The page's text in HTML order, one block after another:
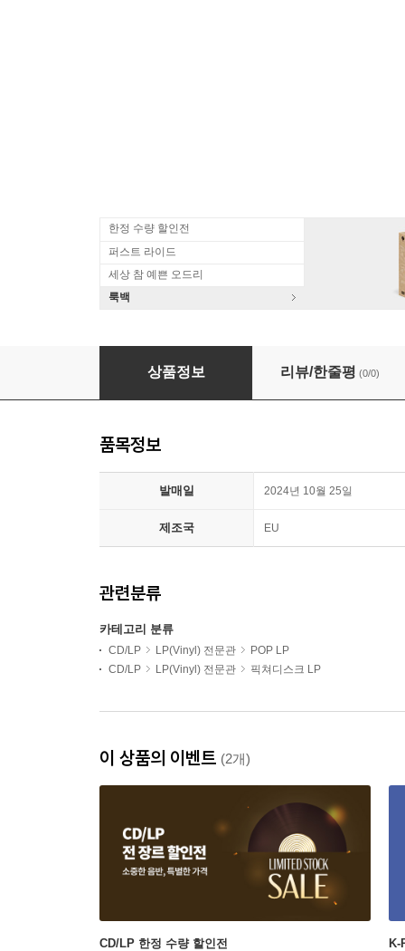
한정 수량 할인전
퍼스트 라이드
세상 참 예쁜 오드리
룩백
George Michael (조지 마이클) - Careless
상품정보 리뷰/한줄평 (0/0)
품목정보
발매일 2024년 10월 25일
제조국 EU
관련분류
카테고리 분류
CD/LP LP(Vinyl) 전문관
POP LP
CD/LP
LP(Vinyl) 전문관 픽쳐디스크 LP
이 상품의 이벤트 (2개)
CD/LP 한정 수량 할인전 K-